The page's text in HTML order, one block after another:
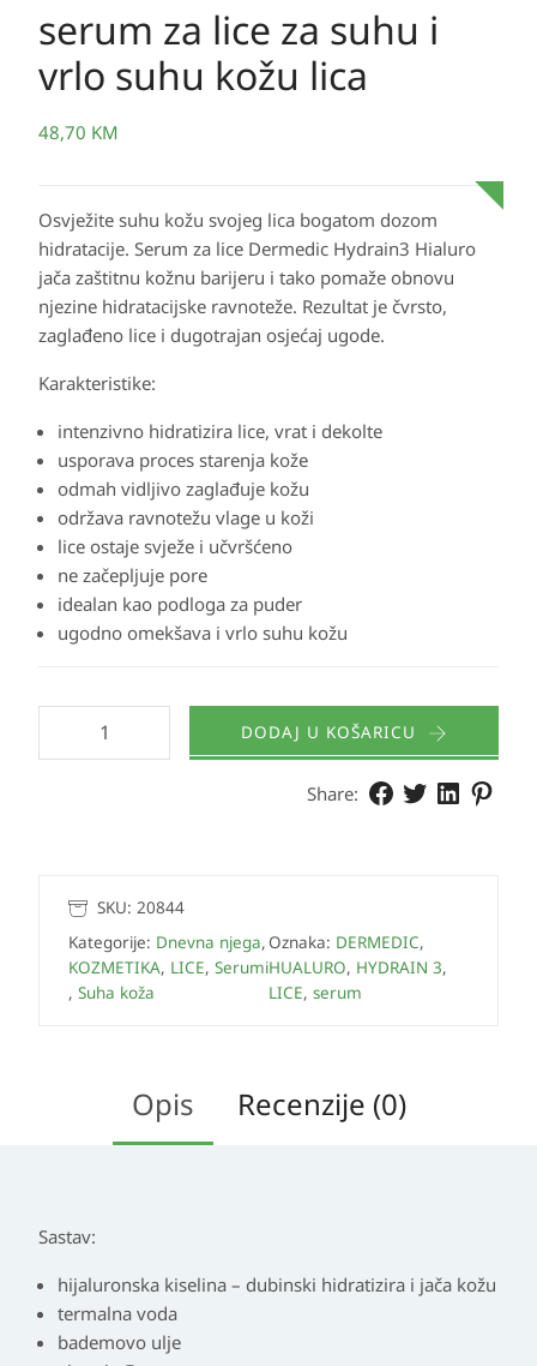
serum za lice za suhu i
vrlo suhu kožu lica
48,70 KM
Osvježite suhu kožu svojeg lica bogatom dozom
hidratacije. Serum za lice Dermedic Hydrain3 Hialuro
jača zaštitnu kožnu barijeru i tako pomaže obnovu
njezine hidratacijske ravnoteže. Rezultat je čvrsto,
zaglađeno lice i dugotrajan osjećaj ugode.
Karakteristike:
intenzivno hidratizira lice, vrat i dekolte
usporava proces starenja kože
odmah vidljivo zaglađuje kožu
održava ravnotežu vlage u koži
lice ostaje svježe i učvršćeno
ne začepljuje pore
idealan kao podloga za puder
ugodno omekšava i vrlo suhu kožu
DODAJ U KOŠARICU
Share:
SKU: 20844
Kategorije: Dnevna njega,
KOZMETIKA, LICE, Serumi
, Suha koža
Oznaka: DERMEDIC,
HUALURO, HYDRAIN 3,
LICE, serum
Opis Recenzije (0)
Sastav:
hijaluronska kiselina – dubinski hidratizira i jača kožu
termalna voda
bademovo ulje